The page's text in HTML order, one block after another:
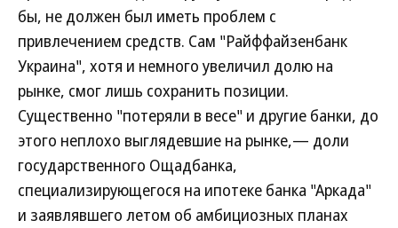
бы, не должен был иметь проблем с
привлечением средств. Сам "Райффайзенбанк
Украина", хотя и немного увеличил долю на
рынке, смог лишь сохранить позиции.
Существенно "потеряли в весе" и другие банки, до
этого неплохо выглядевшие на рынке,— доли
государственного Ощадбанка,
специализирующегося на ипотеке банка "Аркада"
и заявлявшего летом об амбициозных планах